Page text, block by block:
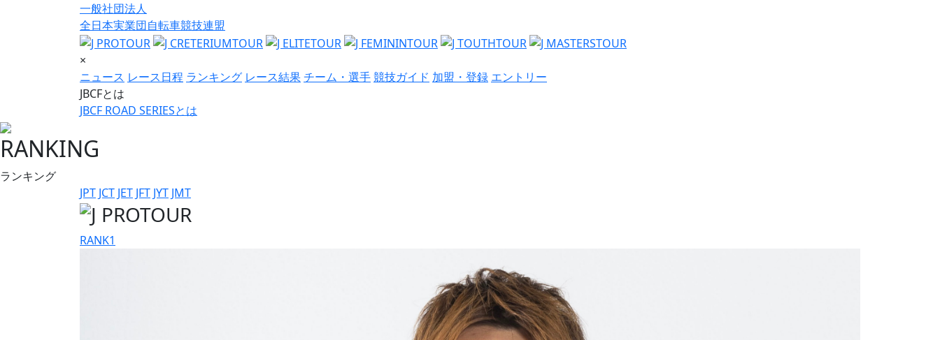
一般社団法人
全日本実業団自転車競技連盟
×
ニュース レース日程 ランキング レース結果チーム・選手競技ガイド 加盟・登録 エントリー
JBCFとは
JBCF ROAD SERIESとは
RANKING
ランキング
JPT JCT JET JFT JYT JMT
RANK1